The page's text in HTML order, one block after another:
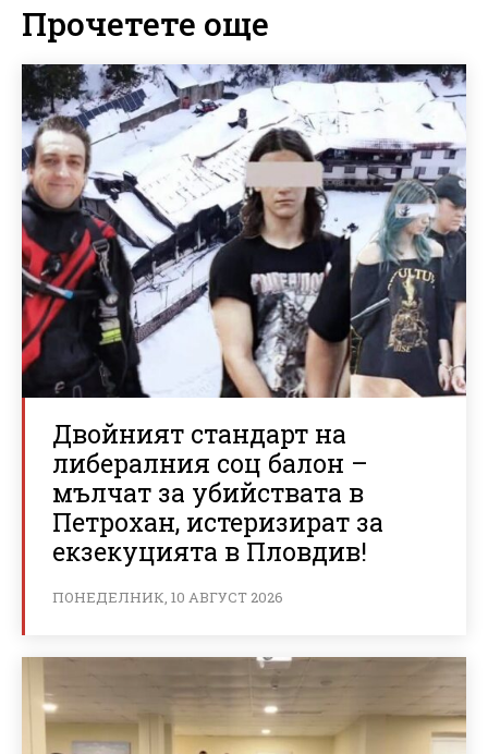
Прочетете още
Двойният стандарт на
либералния соц балон –
мълчат за убийствата в
Петрохан, истеризират за
екзекуцията в Пловдив!
ПОНЕДЕЛНИК, 10 АВГУСТ 2026